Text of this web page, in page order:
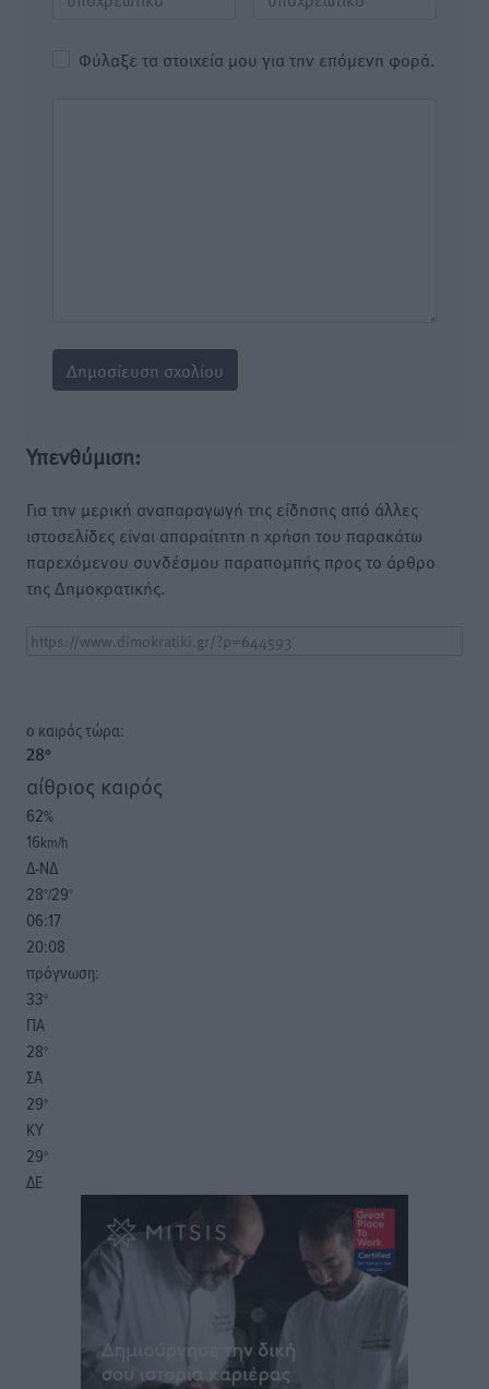
Φύλαξε τα στοιχεία μου για την επόμενη φορά.
Υπενθύμιση:
Για την μερική αναπαραγωγή της είδησης από άλλες
ιστοσελίδες είναι απαραίτητη η χρήση του παρακάτω
παρεχόμενου συνδέσμου παραπομπής προς το άρθρο
της Δημοκρατικής.
o καιρός τώρα:
28°
αίθριος καιρός
62%
16km/h
Δ-ΝΔ
28°/29°
06:17
20:08
πρόγνωση:
33°
ΠΑ
28°
ΣΑ
29°
ΚΥ
29°
ΔΕ